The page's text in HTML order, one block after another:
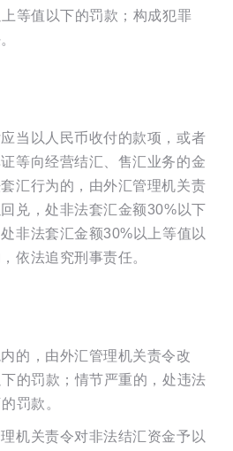
等值以下的罚款；构成犯罪
当以人民币收付的款项，或者
等向经营结汇、售汇业务的金
汇行为的，由外汇管理机关责
兑，处非法套汇金额30%以下
非法套汇金额30%以上等值以
依法追究刑事责任。
的，由外汇管理机关责令改
的罚款；情节严重的，处违法
罚款。
机关责令对非法结汇资金予以